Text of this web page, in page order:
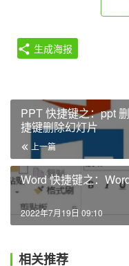
生成海报
PPT 快捷键之：ppt
捷键删除幻灯片
上一篇
Word 快捷键之：
2022年7月19日 09:10
相关推荐